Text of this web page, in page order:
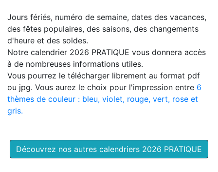
Jours fériés, numéro de semaine, dates des vacances,
des fêtes populaires, des saisons, des changements
d'heure et des soldes.
Notre calendrier 2026 PRATIQUE vous donnera accès
à de nombreuses informations utiles.
Vous pourrez le télécharger librement au format pdf
ou jpg. Vous aurez le choix pour l'impression entre 6
thèmes de couleur : bleu, violet, rouge, vert, rose et
gris.
Découvrez nos autres calendriers 2026 PRATIQUE